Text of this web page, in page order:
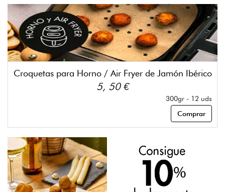
Croquetas para Horno / Air Fryer de Jamón Ibérico
5, 50 €
300gr - 12 uds
Comprar